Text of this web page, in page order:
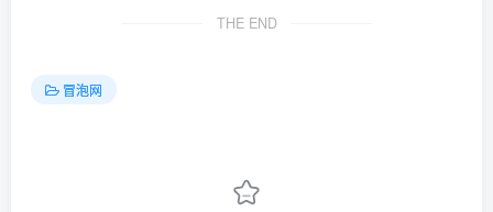
THE END
冒泡网